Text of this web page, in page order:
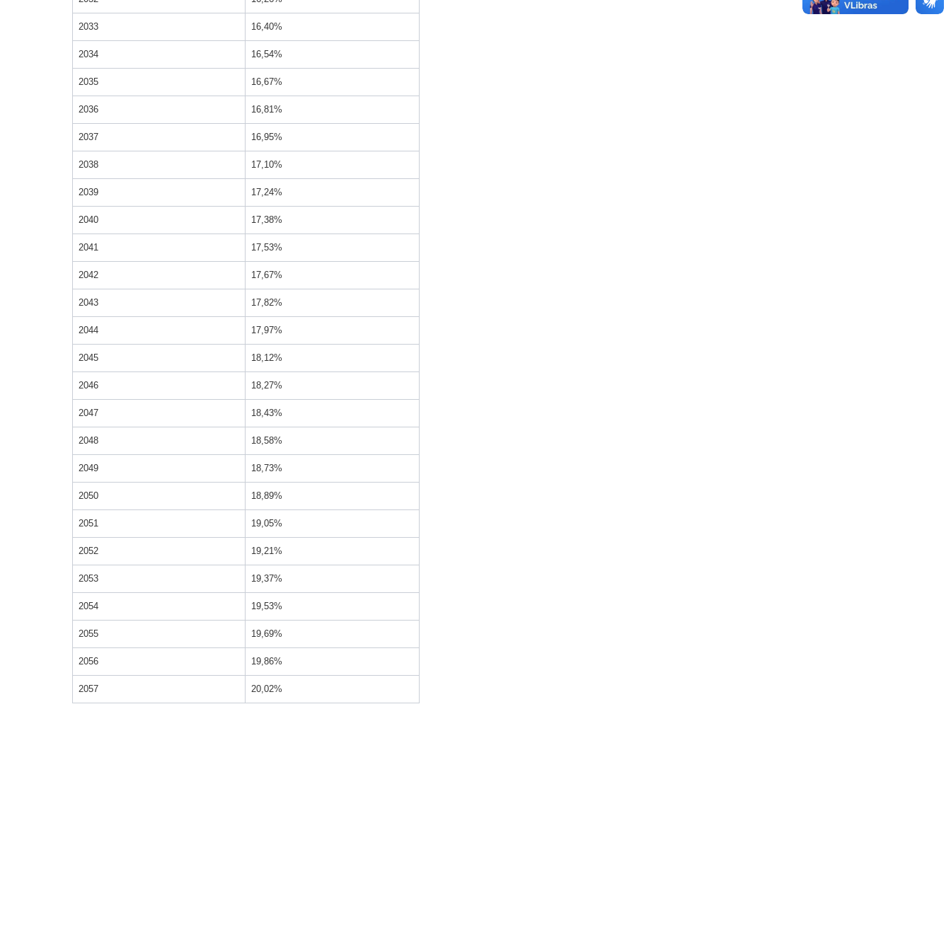
2033 16,40%
2034 16,54%
2035 16,67%
2036 16,81%
2037 16,95%
2038 17,10%
2039 17,24%
2040 17,38%
2041 17,53%
2042 17,67%
2043 17,82%
2044 17,97%
2045 18,12%
2046 18,27%
2047 18,43%
2048 18,58%
2049 18,73%
2050 18,89%
2051 19,05%
2052 19,21%
2053 19,37%
2054 19,53%
2055 19,69%
2056 19,86%
2057 20,02%